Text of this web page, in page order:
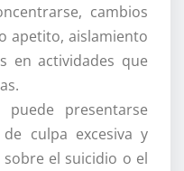
cambios
apetito, aislamiento
en actividades que
presentarse
culpa excesiva y
el suicidio o el